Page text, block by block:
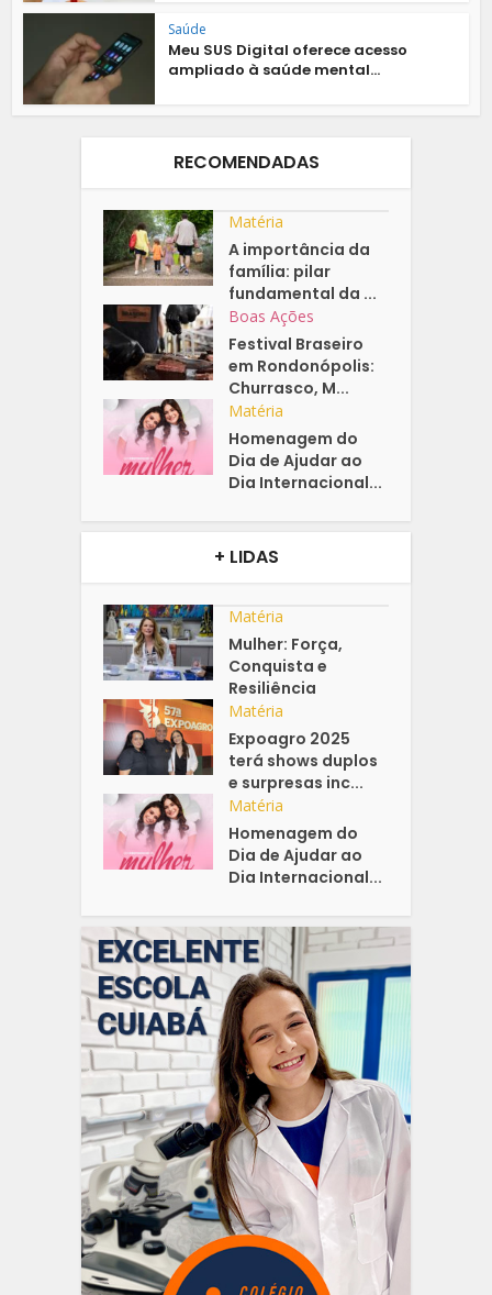
Saúde
Meu SUS Digital oferece acesso
ampliado à saúde mental...
RECOMENDADAS
Matéria
A importância da
família: pilar
fundamental da ...
Boas Ações
Festival Braseiro
em Rondonópolis:
Churrasco, M...
Matéria
Homenagem do
Dia de Ajudar ao
Dia Internacional...
+ LIDAS
Matéria
Mulher: Força,
Conquista e
Resiliência
Matéria
Expoagro 2025
terá shows duplos
e surpresas inc...
Matéria
Homenagem do
Dia de Ajudar ao
Dia Internacional...